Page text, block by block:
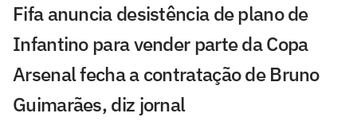
Fifa anuncia desistência de plano de
Infantino para vender parte da Copa
Arsenal fecha a contratação de Bruno
Guimarães, diz jornal